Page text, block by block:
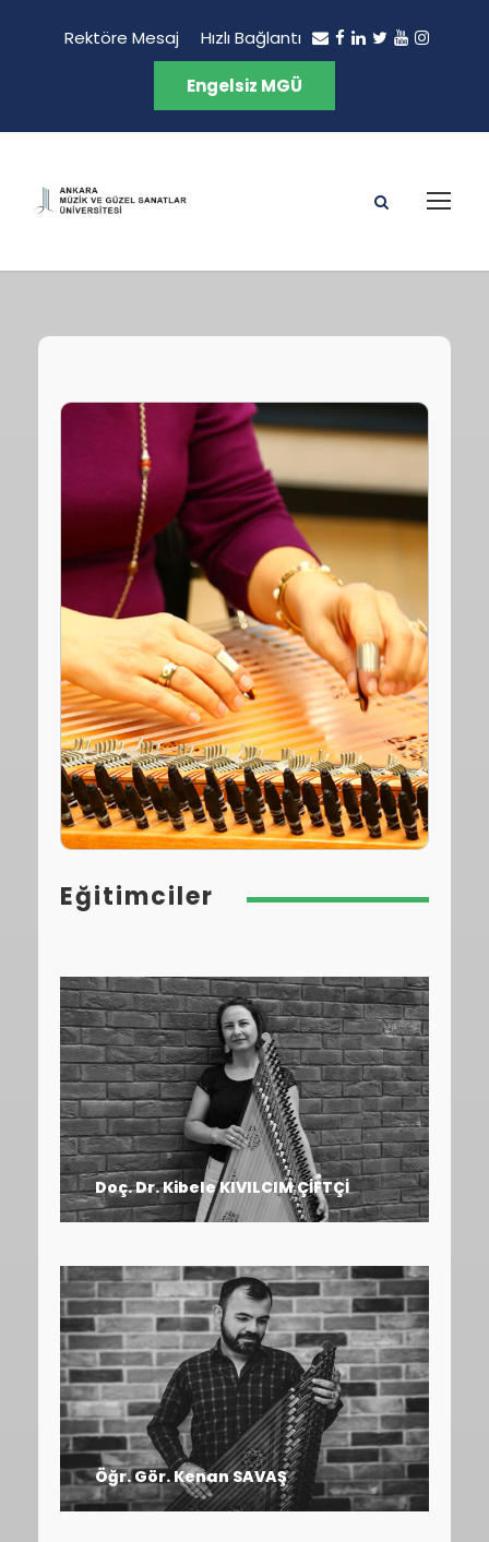
Rektöre Mesaj Hızlı Bağlantı
Engelsiz MGÜ
Eğitimciler
Doç. Dr. Kibele KIVILCIM ÇİFTÇİ
Öğr. Gör. Kenan SAVAŞ